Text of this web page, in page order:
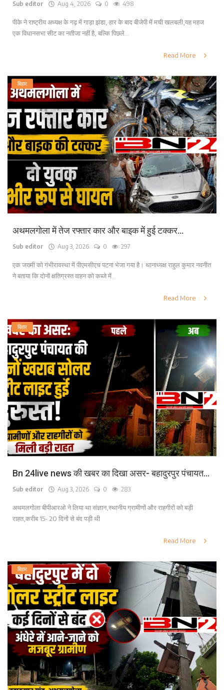
Sub editor Aug 4, 2026 0 498
पीके ने राष्ट्रीय अध्यक्ष के गढ़ में गाड़ा झंडा, हार के बाद बीजेपी में मची खलबली,यह महज
एक विधानसभा सीट का नतीजा नहीं है, बल्कि पिछले...
Read More
बिहार
अथमलगोला में तेज रफ्तार कार और बाइक में हुई टक्कर...
Sub editor Aug 3, 2026 0 297
एक जख्मी को गंभीरावस्था में पीएमसीएच पटना भेजा गया है। थानाध्यक्ष राहुल कुमार नवनीत
ने बताया कि दोनों क्षतिग्रस्त वाहन को कब्जे में...
Read More
बिहार
Bn 24live news की खबर का दिखा असर- बहादुरपुर पंचायत...
Sub editor Aug 3, 2026 0 283
अथमलगोला बीपीआरओ ने लिया था संज्ञान,स्थानीय ग्रामीणों और राहगीरों को बड़ी
राहत,करीब 15- 20 दिनों से बंद पड़ी थी
Read More
बिहार